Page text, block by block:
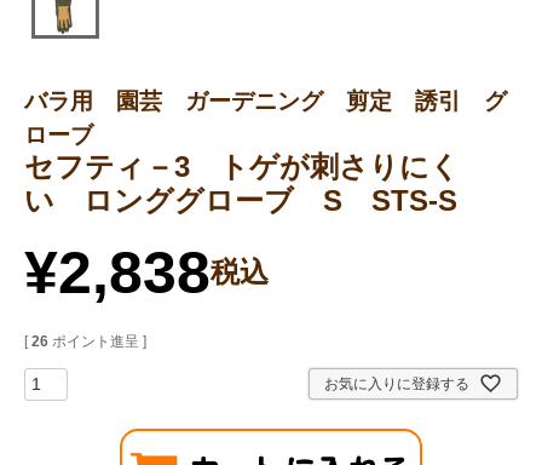
バラ用 園芸 ガーデニング 剪定 誘引 グ
ローブ
セフティ－3 トゲが刺さりにく
い ロンググローブ S STS-S
¥2,838税込
[ 26 ポイント進呈 ]
お気に入りに登録する